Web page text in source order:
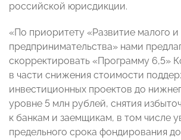
российской юрисдикции.
«По приоритету «Развитие малого и
предпринимательства» нами
скорректировать «Программу 6,5»
в части снижения стоимости
инвестиционных проектов до
уровне 5 млн рублей, снятия
к банкам и заемщикам, в том числе
предельного срока фондирования